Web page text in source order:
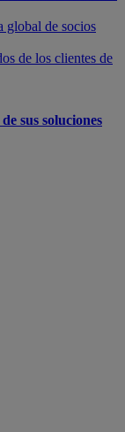
global de socios
de los clientes de
sus soluciones